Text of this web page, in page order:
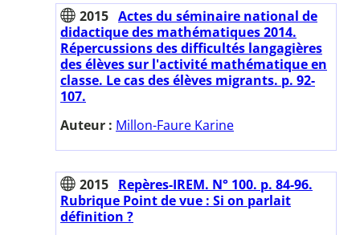
2015 Actes du séminaire national de
didactique des mathématiques 2014.
Répercussions des difficultés langagières
des élèves sur l'activité mathématique en
classe. Le cas des élèves migrants. p. 92-
107.
Auteur : Millon-Faure Karine
2015 Repères-IREM. N° 100. p. 84-96.
Rubrique Point de vue : Si on parlait
définition ?